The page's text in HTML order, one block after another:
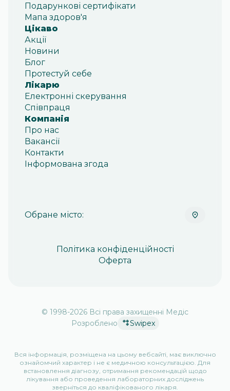
Подарункові сертифікати
Мапа здоров'я
Цікаво
Акції
Новини
Блог
Протестуй себе
Лікарю
Електронні скерування
Співпраця
Компанія
Про нас
Вакансії
Контакти
Інформована згода
Обране місто:
Політика конфіденційності
Оферта
© 1998-2026 Всі права захищенні Медіс
Розроблено
Swipex
Вся інформація, розміщена на цьому вебсайті, має виключно
ознайомчий характер і не є медичною консультацією. Для
встановлення діагнозу, отримання рекомендацій щодо
лікування або проведення лабораторних досліджень
зверніться до кваліфікованого лікаря.